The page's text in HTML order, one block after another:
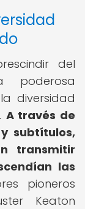
del
poderosa
diversidad
A través de
subtítulos,
transmitir
las
pioneros
Keaton